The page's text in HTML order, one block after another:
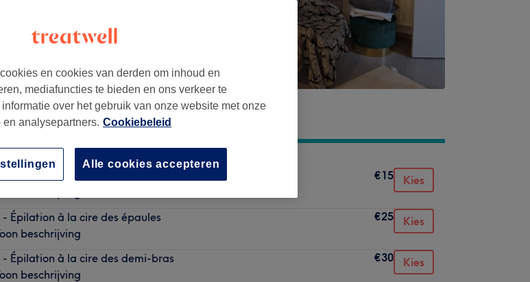
€15 Kies
- Épilation à la cire des épaules
beschrijving
€25 Kies
- Épilation à la cire des demi-bras
beschrijving
€30 Kies
en cookies van derden om inhoud en
mediafuncties te bieden en ons verkeer te
over het gebruik van onze website met onze
analysepartners. Cookiebeleid
Alle cookies accepteren